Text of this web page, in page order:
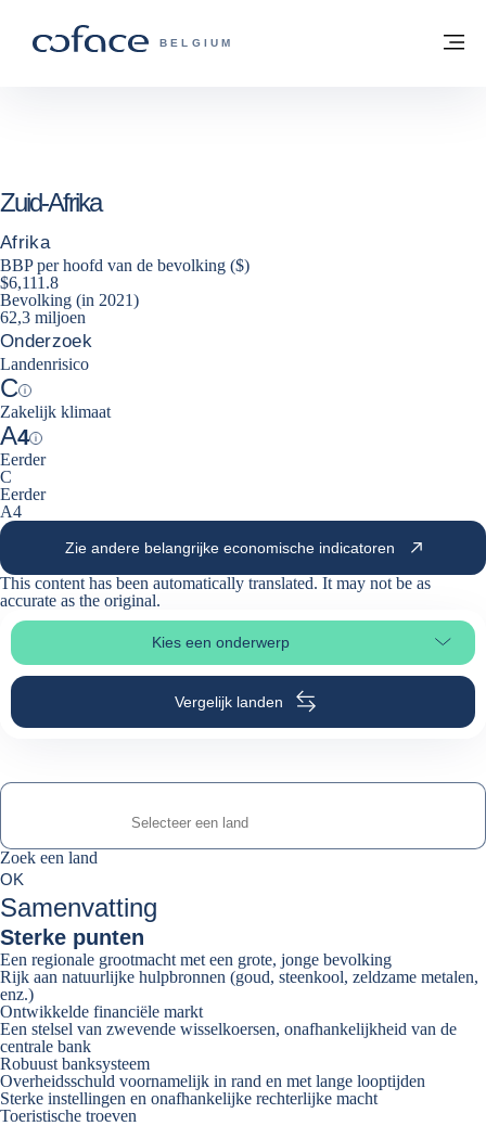
COFACE, FOR TRADE - GROEP
BELGIUM
Terug naar startpagina
Zuid-Afrika
Afrika
BBP per hoofd van de bevolking ($)
$6,111.8
Bevolking (in 2021)
62,3 miljoen
Onderzoek
Landenrisico
C
Help
Zakelijk klimaat
A4
Help
Eerder
C
Eerder
A4
Zie andere belangrijke economische indicatoren
This content has been automatically translated. It may not be as
accurate as the original.
Kies een onderwerp
Selecteer paginasectie
Vergelijk landen
Zoek een land
0suggestions
Zoek een land
OK
Samenvatting
Sterke punten
Een regionale grootmacht met een grote, jonge bevolking
Rijk aan natuurlijke hulpbronnen (goud, steenkool, zeldzame metalen,
enz.)
Ontwikkelde financiële markt
Een stelsel van zwevende wisselkoersen, onafhankelijkheid van de
centrale bank
Robuust banksysteem
Overheidsschuld voornamelijk in rand en met lange looptijden
Sterke instellingen en onafhankelijke rechterlijke macht
Toeristische troeven